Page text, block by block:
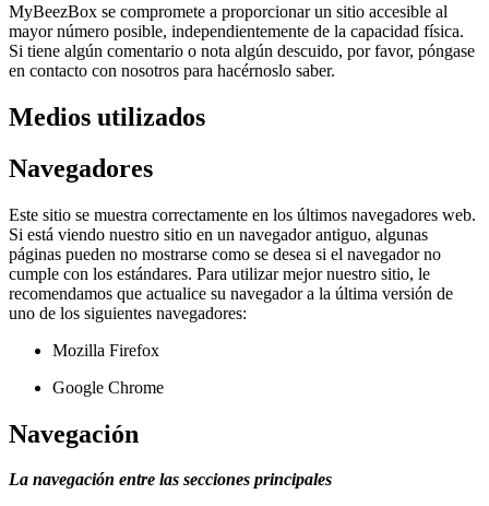
MyBeezBox se compromete a proporcionar un sitio accesible al
mayor número posible, independientemente de la capacidad física.
Si tiene algún comentario o nota algún descuido, por favor, póngase
en contacto con nosotros para hacérnoslo saber.
Medios utilizados
Navegadores
Este sitio se muestra correctamente en los últimos navegadores web.
Si está viendo nuestro sitio en un navegador antiguo, algunas
páginas pueden no mostrarse como se desea si el navegador no
cumple con los estándares. Para utilizar mejor nuestro sitio, le
recomendamos que actualice su navegador a la última versión de
uno de los siguientes navegadores:
Mozilla Firefox
Google Chrome
Navegación
La navegación entre las secciones principales